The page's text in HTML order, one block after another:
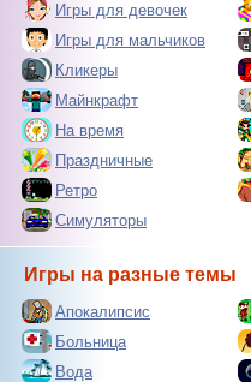
Игры для девочек
Игры для мальчиков
Кликеры
Майнкрафт
На время
Праздничные
Ретро
Симуляторы
Игры на разные темы
Апокалипсис
Больница
Вода